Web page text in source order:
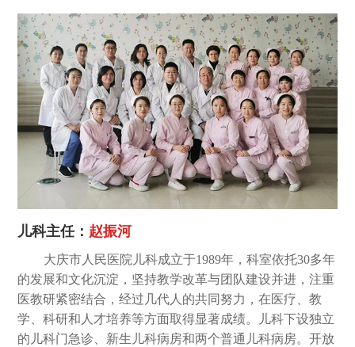
儿科主任： 赵振河
大庆市人民医院儿科成立于1989年，科室依托30多年
的发展和文化沉淀，坚持教学改革与团队建设并进，注重
医教研紧密结合，经过几代人的共同努力，在医疗、教
学、科研和人才培养等方面取得显著成绩。儿科下设独立
的儿科门急诊、新生儿科病房和两个普通儿科病房。开放